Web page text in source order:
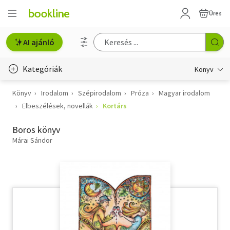
Üres
AI ajánló
Kategóriák Könyv
Életmód, egészség
Gyermek- és ifjúsági
Könyv Irodalom Szépirodalom Próza
Magyar irodalom
Elbeszélések, novellák
Kortárs
Boros könyv
Márai Sándor